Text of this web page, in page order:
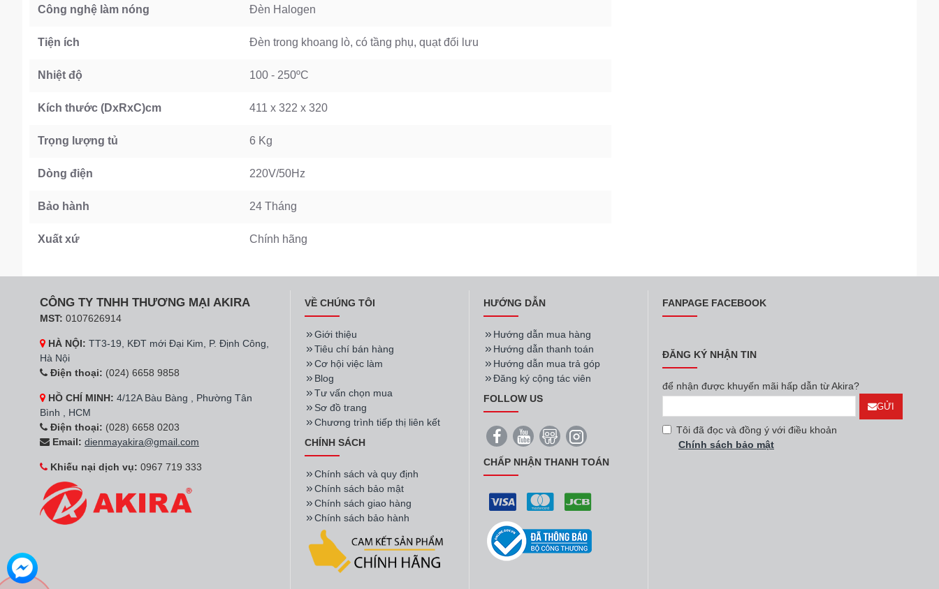
Công nghệ làm nóng Đèn Halogen
Tiện ích Đèn trong khoang lò, có tầng phụ, quạt đối lưu
Nhiệt độ 100 - 250ºC
Kích thước (DxRxC)cm 411 x 322 x 320
Trọng lượng tủ 6 Kg
Dòng điện 220V/50Hz
Bảo hành 24 Tháng
Xuất xứ Chính hãng
CÔNG TY TNHH THƯƠNG MẠI AKIRA
MST: 0107626914
HÀ NỘI: TT3-19, KĐT mới Đại Kim, P. Định Công,
Hà Nội
Điện thoại: (024) 6658 9858
HỒ CHÍ MINH: 4/12A Bàu Bàng , Phường Tân
Bình , HCM
Điện thoại: (028) 6658 0203
Email: dienmayakira@gmail.com
Khiếu nại dịch vụ: 0967 719 333
VỀ CHÚNG TÔI
Giới thiệu
Tiêu chí bán hàng
Cơ hội việc làm
Blog
Tư vấn chọn mua
Sơ đồ trang
Chương trình tiếp thị liên kết
CHÍNH SÁCH
Chính sách và quy định
Chính sách bảo mật
Chính sách giao hàng
Chính sách bảo hành
HƯỚNG DẪN
Hướng dẫn mua hàng
Hướng dẫn thanh toán
Hướng dẫn mua trả góp
Đăng ký cộng tác viên
FOLLOW US
CHẤP NHẬN THANH TOÁN
FANPAGE FACEBOOK
ĐĂNG KÝ NHẬN TIN
để nhận được khuyến mãi hấp dẫn từ Akira?
GỬI
Tôi đã đọc và đồng ý với điều khoản
Chính sách bảo mật